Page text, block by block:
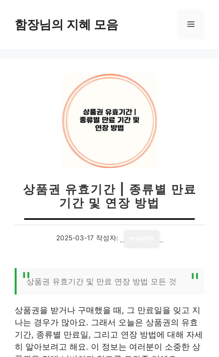
함장님의 지혜 모음 메
상품권 유효기간 | 종류별 만료
기간 및 연장 방법
2025-03-17 작성자:
상품권 유효기간 및 만료 연장 방법 모든 것
상품권을 받거나 구매했을 때, 그 만료일을 잊고 지
나는 경우가 많아요. 그래서 오늘은 상품권의 유효
기간, 종류별 만료일, 그리고 연장 방법에 대해 자세
히 알아보려고 해요. 이 정보는 여러분이 소중한 상